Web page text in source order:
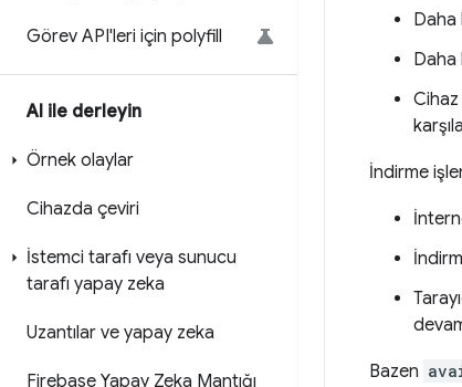
Görev API'leri için polyfill
AI ile derleyin
Örnek olaylar
Cihazda çeviri
İstemci tarafı veya sunucu
tarafı yapay zeka
Uzantılar ve yapay zeka
Firebase Yapay Zeka Mantığı
Daha
Daha
Cihaz
İndirme
Bazen